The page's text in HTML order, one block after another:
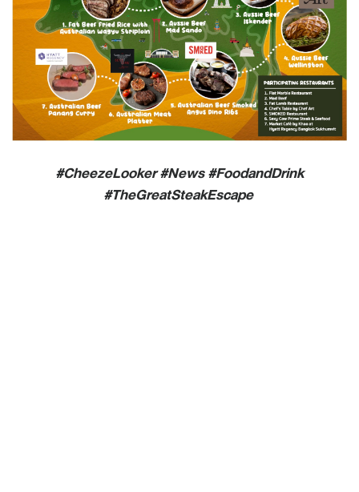
#CheezeLooker #News #FoodandDrink
#TheGreatSteakEscape